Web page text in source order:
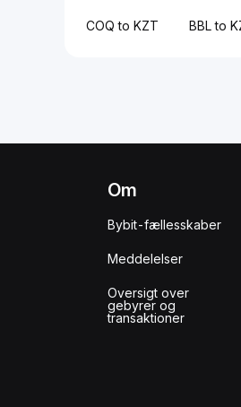
COQ to KZT BBL to
Om
Bybit-fællesskaber
Meddelelser
Oversigt over
gebyrer og
transaktioner